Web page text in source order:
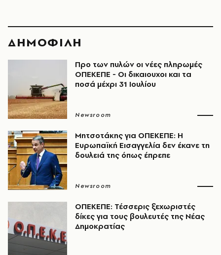
ΔΗΜΟΦΙΛΗ
Προ των πυλών οι νέες πληρωμές
ΟΠΕΚΕΠΕ - Οι δικαιουχοι και τα
ποσά μέχρι 31 Ιουλίου
Newsroom
Μητσοτάκης για ΟΠΕΚΕΠΕ: Η
Ευρωπαϊκή Εισαγγελία δεν έκανε τη
δουλειά της όπως έπρεπε
Newsroom
ΟΠΕΚΕΠΕ: Τέσσερις ξεχωριστές
δίκες για τους βουλευτές της Νέας
Δημοκρατίας